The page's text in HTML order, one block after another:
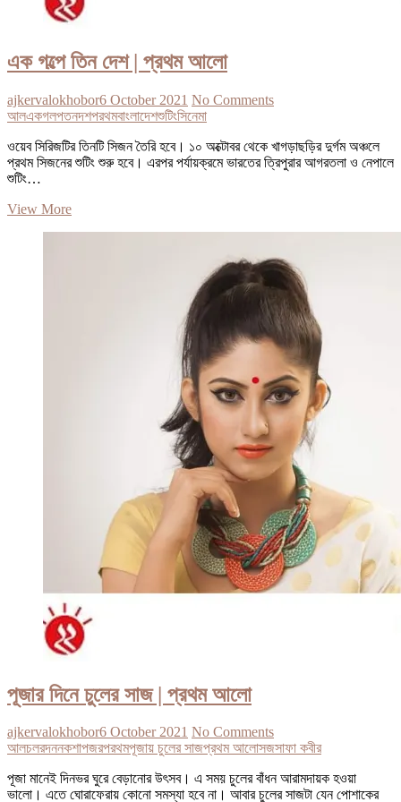
এক গল্পে তিন দেশ | প্রথম আলো
ajkervalokhobor6 October 2021 No Comments
আলএকগলপতনদশপরথমবাংলাদেশশুটিংসিনেমা
ওয়েব সিরিজটির তিনটি সিজন তৈরি হবে। ১০ অক্টোবর থেকে খাগড়াছড়ির দুর্গম অঞ্চলে
প্রথম সিজনের শুটিং শুরু হবে। এরপর পর্যায়ক্রমে ভারতের ত্রিপুরার আগরতলা ও নেপালে
শুটিং…
View Moreএক
পূজার দিনে চুলের সাজ | প্রথম আলো
ajkervalokhobor6 October 2021 No Comments
আলচলরদননকশাপজরপরথমপূজায় চুলের সাজপ্রথম আলোসজসাফা কবীর
পূজা মানেই দিনভর ঘুরে বেড়ানোর উৎসব। এ সময় চুলের বাঁধন আরামদায়ক হওয়া
ভালো। এতে ঘোরাফেরায় কোনো সমস্যা হবে না। আবার চুলের সাজটা যেন পোশাকের